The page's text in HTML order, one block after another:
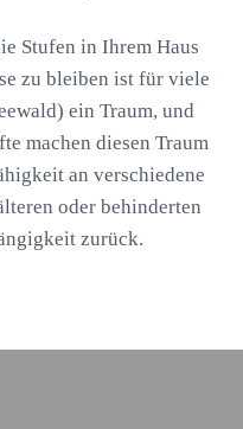
Stufen in Ihrem Haus
zu bleiben ist für viele
ein Traum, und
machen diesen Traum
an verschiedene
oder behinderten
zurück.